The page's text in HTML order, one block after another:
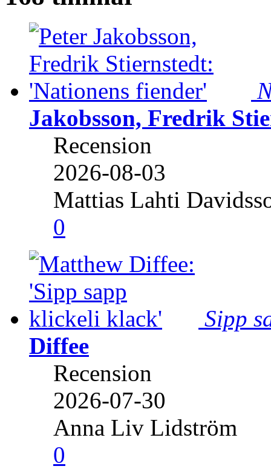
Jakobsson, Fredrik
Recension
2026-08-03
Mattias Lahti
0
Sipp
Diffee
Recension
2026-07-30
Anna Liv Lidström
0